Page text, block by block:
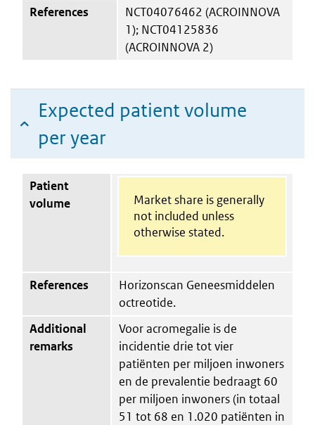
References
NCT04076462 (ACROINNOVA
1); NCT04125836
(ACROINNOVA 2)
Expected patient volume
per year
Patient
volume
Market share is generally
not included unless
otherwise stated.
References
Horizonscan Geneesmiddelen
octreotide.
Additional
remarks
Voor acromegalie is de
incidentie drie tot vier
patiënten per miljoen inwoners
en de prevalentie bedraagt 60
per miljoen inwoners (in totaal
51 tot 68 en 1.020 patiënten in